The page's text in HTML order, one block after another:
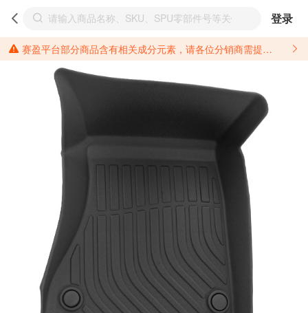
登录
赛盈平台部分商品含有相关成分元素，请各位分销商需提前了解产品材质情况，并针对其做好相关的风险把控，以免造成不必要的损失。 *美国加州65法案进一步规定了对于仅包含致癌物质，仅包含致生殖毒性物质，同时包含致癌物质和致生殖毒性物质，亦或是包含某一物质即为致癌物质又为致生殖毒性物质的产品的警示标语要求。 *新法案提供的警示标语修订并不是强制实施的，其只是避免昂贵诉讼的一种有效的方法。只要企业在保证其使用的另外的警示标语是“清晰和合理”并符合加州65法案要求的，那也是可以被接受的。*请充分了解第三方销售平台对商品上架规要求，并根据对应平台规则调整相关商品信息后进行上架，以免造成您不必要损失。 汽配产品上架注意事项： 不同第三方平台对于适配车型等信息的填写要求各有不同。例如：亚马逊明确禁止在产品标题、卖点和描述中直接使用适配车型的年份、品牌和型号信息；请您仔细研究并熟悉所销售平台关于汽配产品上架销售的具体规则，如果因上架的汽配产品信息填写不符合所销售平台要求，产生违规/侵权等问题所造成的损失需您自行承担。